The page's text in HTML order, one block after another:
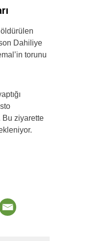
Dahiliye
torunu
Bu ziyarette